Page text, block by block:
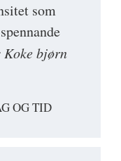
som
Koke bjørn
OG TID